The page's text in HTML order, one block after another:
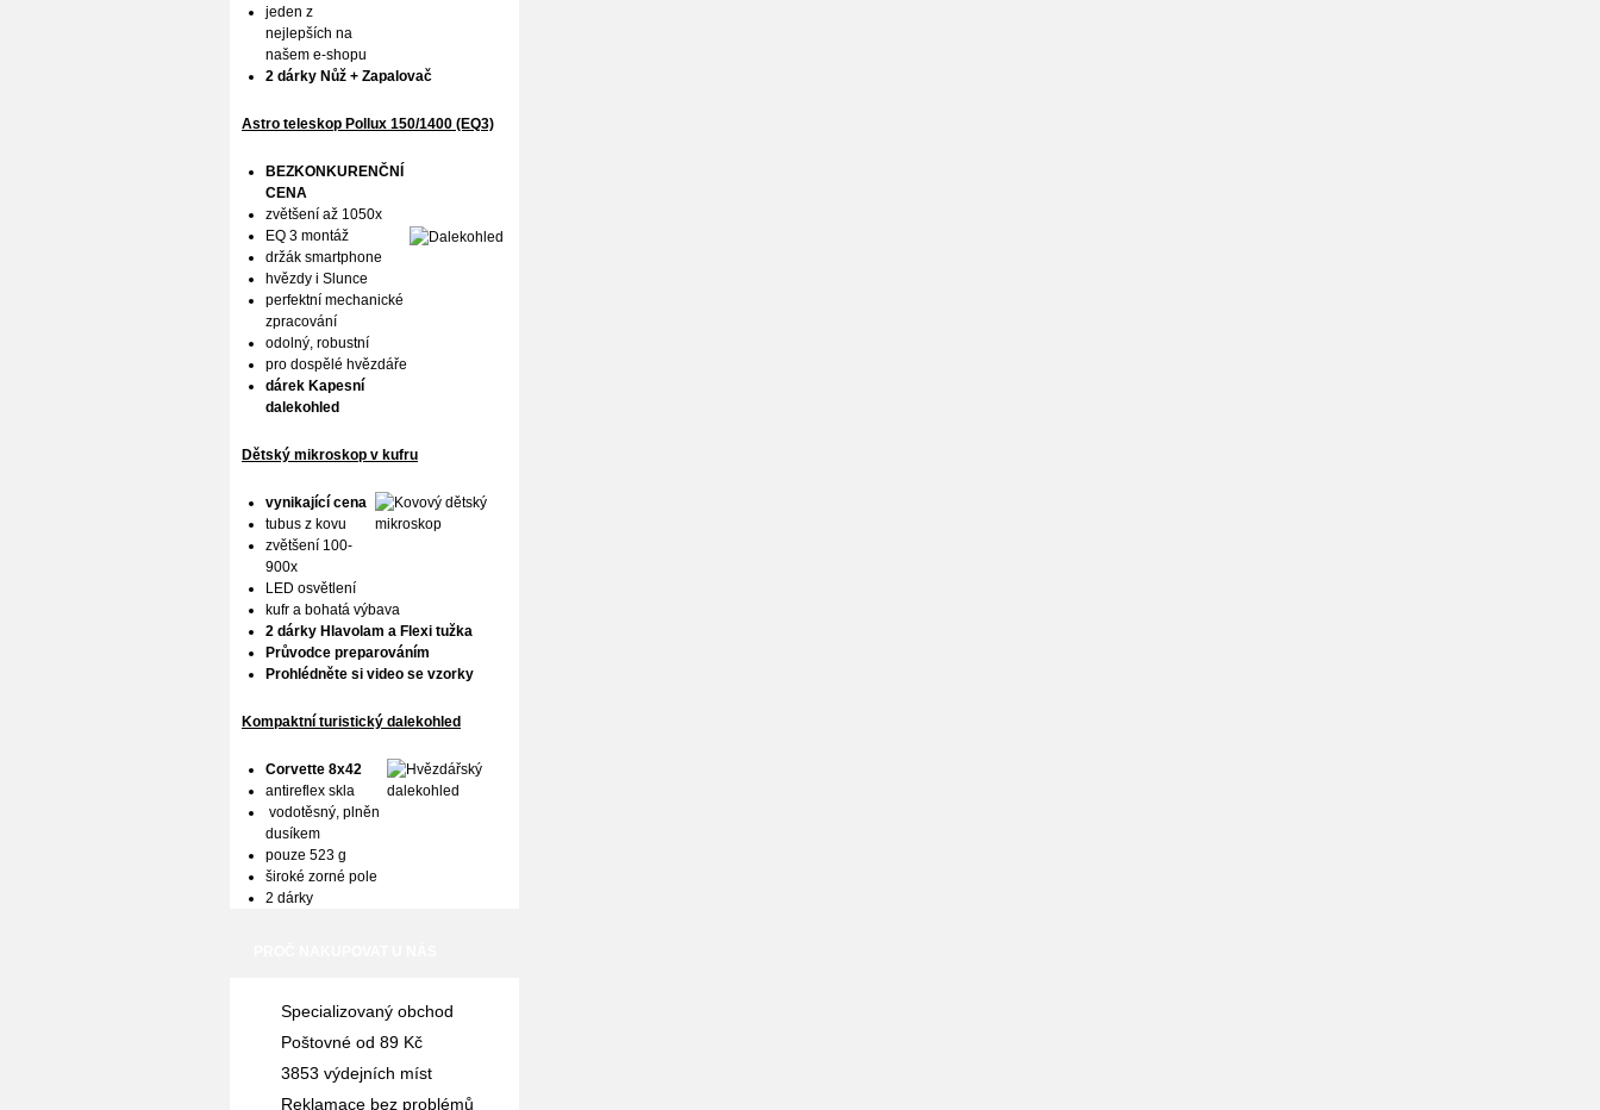
jeden z
nejlepších na
našem e-shopu
2 dárky Nůž + Zapalovač
Astro teleskop Pollux 150/1400 (EQ3)
BEZKONKURENČNÍ
CENA
zvětšení až 1050x
EQ 3 montáž
držák smartphone
hvězdy i Slunce
perfektní mechanické
zpracování
odolný, robustní
pro dospělé hvězdáře
dárek Kapesní
dalekohled
Dětský mikroskop v kufru
vynikající cena
tubus z kovu
zvětšení 100-
900x
LED osvětlení
kufr a bohatá výbava
2 dárky Hlavolam a Flexi tužka
Průvodce preparováním
Prohlédněte si video se vzorky
Kompaktní turistický dalekohled
Corvette 8x42
antireflex skla
vodotěsný, plněn
dusíkem
pouze 523 g
široké zorné pole
2 dárky
Specializovaný obchod
Poštovné od 89 Kč
3853 výdejních míst
Reklamace bez problémů